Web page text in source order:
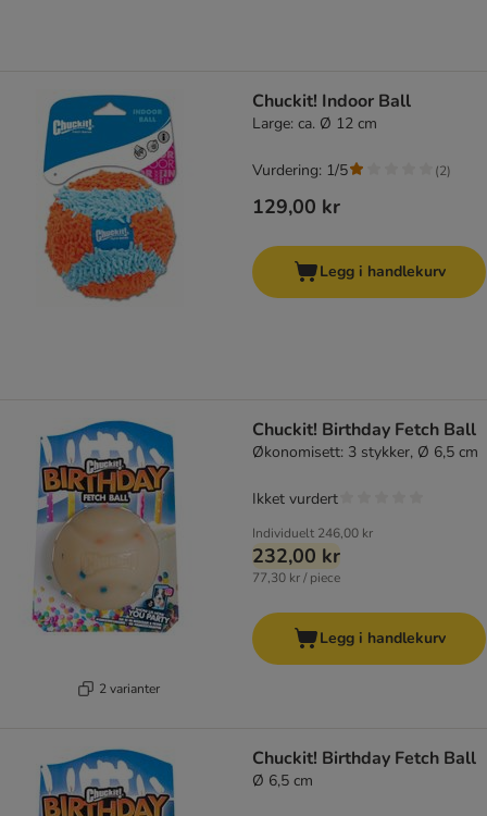
Chuckit! Indoor Ball
Large: ca. Ø 12 cm
129,00 kr
Vurdering: 1/5 (2)
Legg i handlekurv
2 varianter
Chuckit! Birthday Fetch Ball
Økonomisett: 3 stykker, Ø 6,5 cm
Individuelt 246,00 kr
232,00 kr
77,30 kr / piece
Ikket vurdert
Legg i handlekurv
Chuckit! Birthday Fetch Ball
Ø 6,5 cm